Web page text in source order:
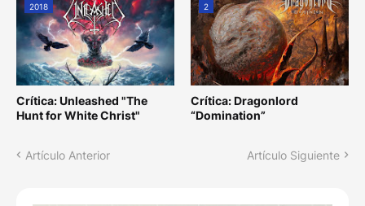
2018
Crítica: Unleashed "The
Hunt for White Christ"
2
Crítica: Dragonlord
“Domination”
Artículo Anterior Artículo Siguiente